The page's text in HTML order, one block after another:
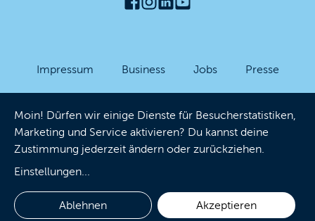
Impressum Business Jobs Presse
Barrierefreiheit Cookies
Moin! Dürfen wir einige Dienste für Besucherstatistiken,
Marketing und Service aktivieren? Du kannst deine
Zustimmung jederzeit ändern oder zurückziehen.
Einstellungen
Ablehnen Akzeptieren